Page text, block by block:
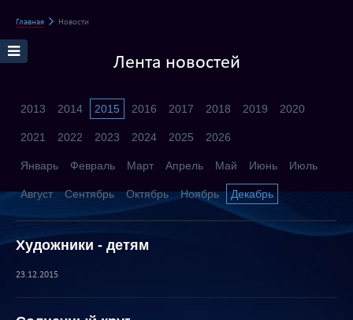
Главная Новости
Лента новостей
2013 2014 2015 2016 2017 2018 2019 2020
2021 2022 2023 2024 2025 2026
Январь Февраль Март Апрель Май Июнь Июль
Август Сентябрь Октябрь Ноябрь Декабрь
Художники - детям
23.12.2015